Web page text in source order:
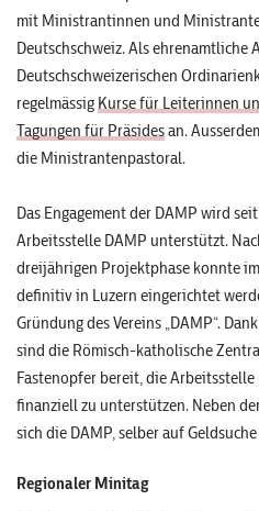
mit Ministrantinnen und
Deutschschweiz. Als
Deutschschweizerischen
regelmässig Kurse für Leiterinnen
Tagungen für Präsidesan.
die Ministrantenpastoral.
Das Engagement der DAMP wird
Arbeitsstelle DAMP unterstützt.
dreijährigen Projektphase konnte
definitiv in Luzern eingerichtet
Gründung des Vereins „DAMP“.
sind die Römisch-katholische
Fastenopfer bereit, die
finanziell zu unterstützen. Neben
sich die DAMP, selber auf
Regionaler Minitag